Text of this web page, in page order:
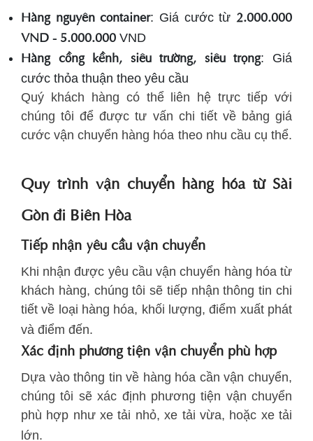
Hàng nguyên container: Giá cước từ2.000.000
VND - 5.000.000 VND
Hàng cồng kềnh, siêu trường, siêu trọng: Giá
cước thỏa thuận theo yêu cầu
Quý khách hàng có thể liên hệ trực tiếp với
chúng tôi để được tư vấn chi tiết về bảng giá
cước vận chuyển hàng hóa theo nhu cầu cụ thể.
Quy trình vận chuyển hàng hóa từ Sài
Gòn đi Biên Hòa
Tiếp nhận yêu cầu vận chuyển
Khi nhận được yêu cầu vận chuyển hàng hóa từ
khách hàng, chúng tôi sẽ tiếp nhận thông tin chi
tiết về loại hàng hóa, khối lượng, điểm xuất phát
và điểm đến.
Xác định phương tiện vận chuyển phù hợp
Dựa vào thông tin về hàng hóa cần vận chuyển,
chúng tôi sẽ xác định phương tiện vận chuyển
phù hợp như xe tải nhỏ, xe tải vừa, hoặc xe tải
lớn.